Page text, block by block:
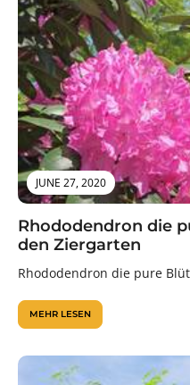
JUNE 27, 2020
Rhododendron die
den Ziergarten
Rhododendron die pure
MEHR LESEN